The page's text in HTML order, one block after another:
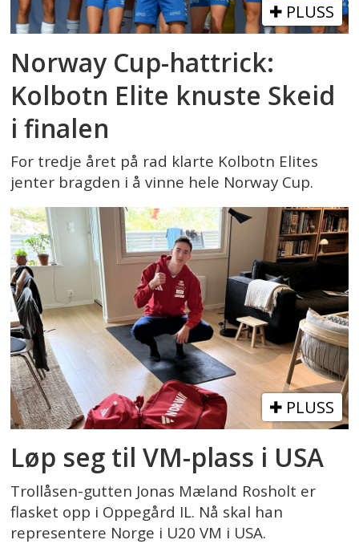
PLUSS
Norway Cup-hattrick:
Kolbotn Elite knuste Skeid
i finalen
For tredje året på rad klarte Kolbotn Elites
jenter bragden i å vinne hele Norway Cup.
PLUSS
Løp seg til VM-plass i USA
Trollåsen-gutten Jonas Mæland Rosholt er
flasket opp i Oppegård IL. Nå skal han
representere Norge i U20 VM i USA.